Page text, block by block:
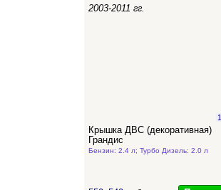
2003-2011 гг.
1
Крышка ДВС (декоративная)
Грандис
Бензин: 2.4 л; Турбо Дизель: 2.0 л